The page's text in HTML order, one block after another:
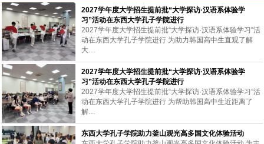
문
화
행
사
목
록
2027学年度大学招生提前批“大学探访·汉语系体验学
习”活动在东西大学孔子学院进行
2027学年度大学招生提前批“大学探访·汉语系体验学习”活
动在东西大学孔子学院进行 为助力韩国高中生直观了解
大…
2027学年度大学招生提前批“大学探访·汉语系体验学
习”活动在东西大学孔子学院进行
2027学年度大学招生提前批“大学探访·汉语系体验学习”活
动在东西大学孔子学院进行 为帮助韩国高中生近距离了
解…
东西大学孔子学院助力釜山观光高多国文化体验活动